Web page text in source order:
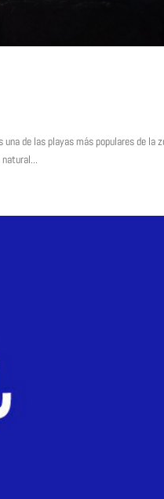
de las playas más populares de la